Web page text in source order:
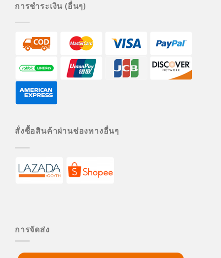
การชำระเงิน (อื่นๆ)
สั่งซื้อสินค้าผ่านช่องทางอื่นๆ
การจัดส่ง